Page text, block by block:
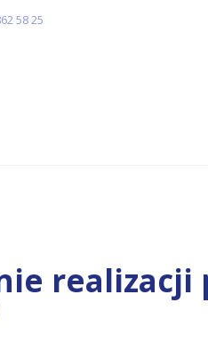
58 25
realizacji